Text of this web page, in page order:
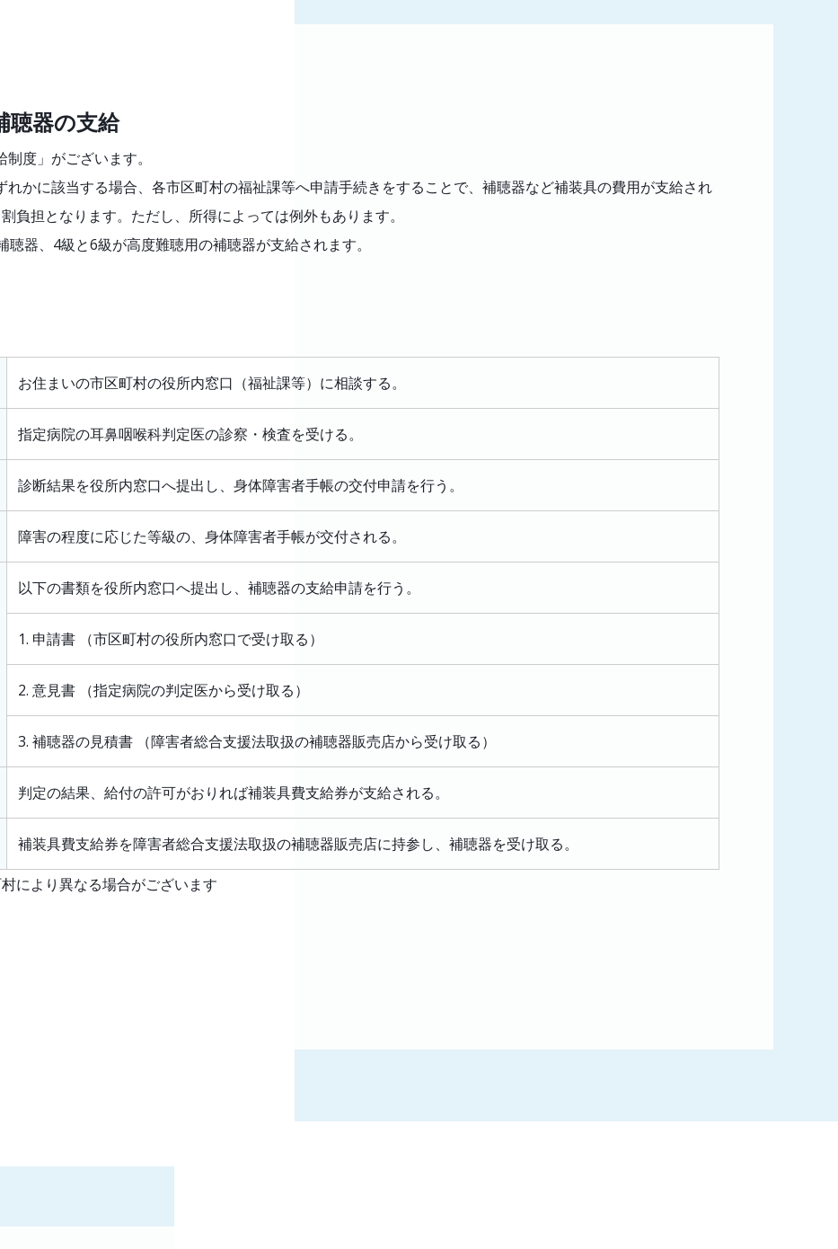
聴器の支給
度」がございます。
かに該当する場合、各市区町村の福祉課等へ申請手続きをすることで、補聴器など補装具の費用が支給され
負担となります。ただし、所得によっては例外もあります。
器、4級と6級が高度難聴用の補聴器が支給されます。
お住まいの市区町村の役所内窓口（福祉課等）に相談する。
指定病院の耳鼻咽喉科判定医の診察・検査を受ける。
診断結果を役所内窓口へ提出し、身体障害者手帳の交付申請を行う。
障害の程度に応じた等級の、身体障害者手帳が交付される。
以下の書類を役所内窓口へ提出し、補聴器の支給申請を行う。
1. 申請書 （市区町村の役所内窓口で受け取る）
2. 意見書 （指定病院の判定医から受け取る）
3. 補聴器の見積書 （障害者総合支援法取扱の補聴器販売店から受け取る）
判定の結果、給付の許可がおりれば補装具費支給券が支給される。
補装具費支給券を障害者総合支援法取扱の補聴器販売店に持参し、補聴器を受け取る。
により異なる場合がございます